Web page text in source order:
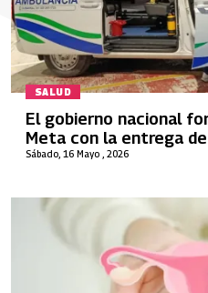
SALUD
Sábado, 16 Mayo , 2026
El gobierno nacional
Meta con la entrega